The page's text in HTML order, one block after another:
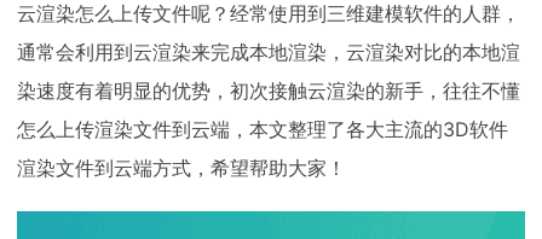
AI视频插帧
AI视频插帧
AI视频插帧
AI视频插帧
AI视频插帧
AI视频插帧
Blender 云渲染方案
Maya AI渲染方案
Blender 云渲染方案
Maya AI渲染方案
Blender 云渲染方案
Maya AI渲染方案
Blender 云渲染方案
Maya AI渲染方案
Blender 云渲染方案
Maya AI渲染方案
Blender 云渲染方案
Maya AI渲染方案
价格
效果图价格
云制作价格
效果图价格
云制作价格
效果图价格
云制作价格
效果图价格
云制作价格
效果图价格
云制作价格
效果图价格
云制作价格
资讯&赛事
新闻资讯
渲染百科
渲染大赛
新闻资讯
渲染百科
渲染大赛
新闻资讯
渲染百科
渲染大赛
新闻资讯
渲染百科
渲染大赛
新闻资讯
渲染百科
渲染大赛
新闻资讯
渲染百科
渲染大赛
特惠专区
云渲染优惠攻略
青云平台
云渲染优惠攻略
青云平台
云渲染优惠攻略
青云平台
云渲染优惠攻略
青云平台
云渲染优惠攻略
青云平台
云渲染优惠攻略
青云平台
云渲染怎么上传文件呢？经常使用到三维建模软件的人群，
通常会利用到云渲染来完成本地渲染，云渲染对比的本地渲
染速度有着明显的优势，初次接触云渲染的新手，往往不懂
怎么上传渲染文件到云端，本文整理了各大主流的3D软件
渲染文件到云端方式，希望帮助大家！